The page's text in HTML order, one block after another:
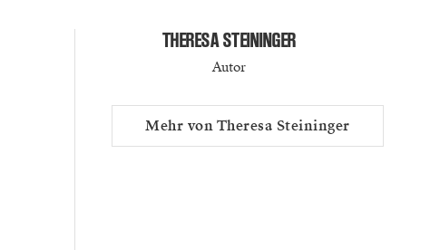
THERESA STEININGER
Autor
Mehr von Theresa Steininger